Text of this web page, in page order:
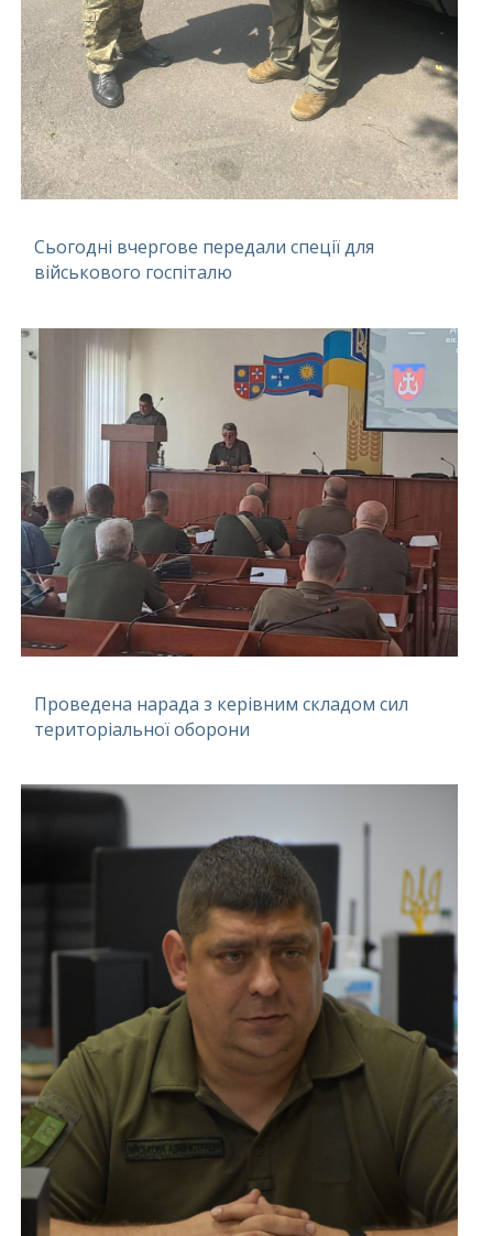
Сьогодні вчергове передали спеції для
військового госпіталю
Проведена нарада з керівним складом сил
територіальної оборони